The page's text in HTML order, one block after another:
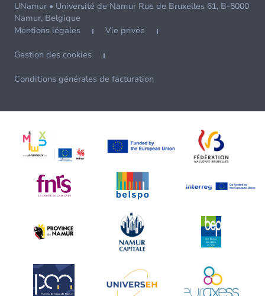
UNamur • Université de Namur Rue de Bruxelles 61, B-5000
Namur, Belgique
Mentions légales
Vie privée
Gestion des cookies
Conditions générales de facturation